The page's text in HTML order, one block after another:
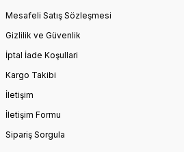
Mesafeli Satış Sözleşmesi
Gizlilik ve Güvenlik
İptal İade Koşullari
Kargo Takibi
İletişim
İletişim Formu
Sipariş Sorgula